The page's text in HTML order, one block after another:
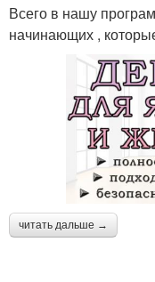
Всего в нашу
начинающих ,
читать дальше →